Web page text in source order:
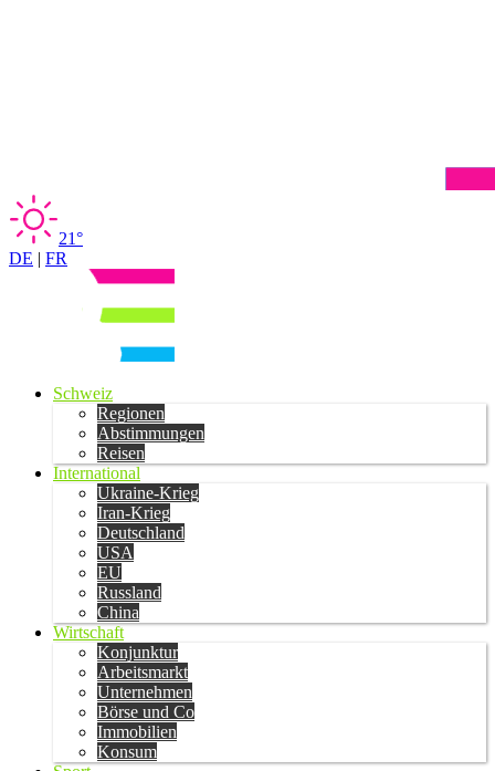
21°
DE | FR
Schweiz
Regionen
Abstimmungen
Reisen
International
Ukraine-Krieg
Iran-Krieg
Deutschland
USA
EU
Russland
China
Wirtschaft
Konjunktur
Arbeitsmarkt
Unternehmen
Börse und Co
Immobilien
Konsum